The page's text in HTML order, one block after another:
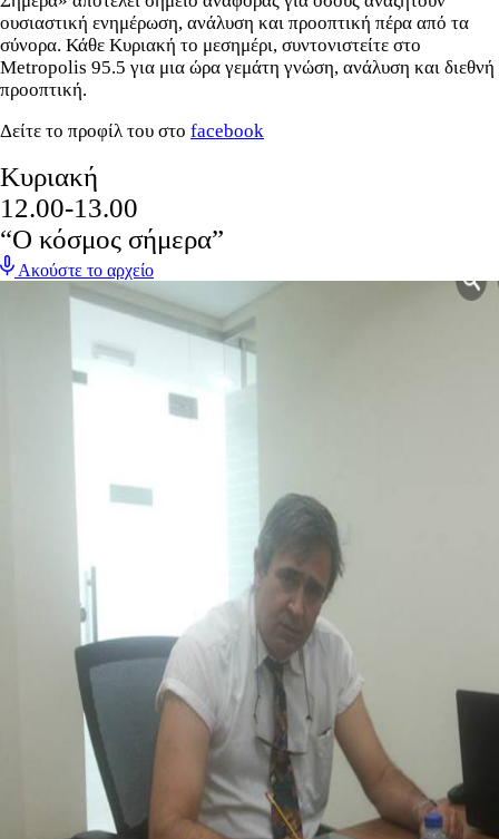
ουσιαστική ενημέρωση, ανάλυση και προοπτική πέρα από τα
σύνορα. Κάθε Κυριακή το μεσημέρι, συντονιστείτε στο
Metropolis 95.5 για μια ώρα γεμάτη γνώση, ανάλυση και διεθνή
προοπτική.
Δείτε το προφίλ του στο facebook
Κυριακή
12.00-13.00
“Ο κόσμος σήμερα”
Ακούστε το αρχείο